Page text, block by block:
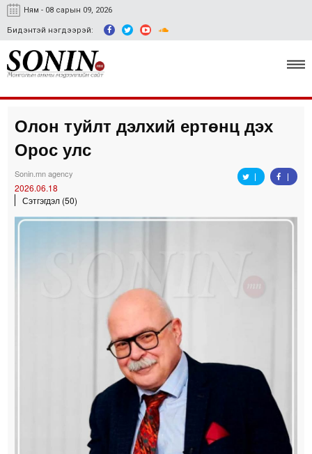
Ням - 08 сарын 09, 2026
Бидэнтэй нэгдээрэй:
Улс төр, эдийн засаг
Спорт
Олон туйлт дэлхий ертөнц дэх
Орос улс
Sonin.mn agency
2026.06.18
Сэтгэгдэл (50)